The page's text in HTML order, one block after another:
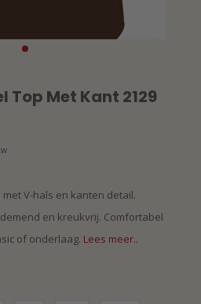
Top Met Kant 2129
V-hals en kanten detail.
en kreukvrij. Comfortabel
of onderlaag. Lees meer..